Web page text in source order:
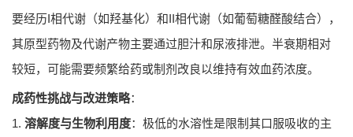
要经历I相代谢（如羟基化）和II相代谢（如葡萄糖醛酸结合），
其原型药物及代谢产物主要通过胆汁和尿液排泄。半衰期相对
较短，可能需要频繁给药或制剂改良以维持有效血药浓度。
成药性挑战与改进策略：
1. 溶解度与生物利用度：极低的水溶性是限制其口服吸收的主